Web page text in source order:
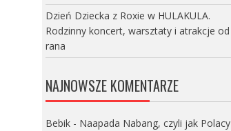
Dzień Dziecka z Roxie w HULAKULA.
Rodzinny koncert, warsztaty i atrakcje od
rana
NAJNOWSZE KOMENTARZE
Bebik- Naapada Nabang, czyli jak Polacy